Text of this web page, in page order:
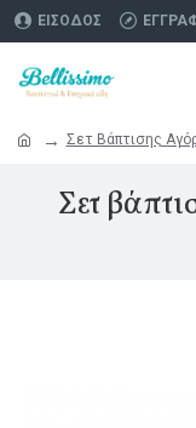
ΕΊΣΟΔΟΣ
Σετ Βάπτισης
Σετ